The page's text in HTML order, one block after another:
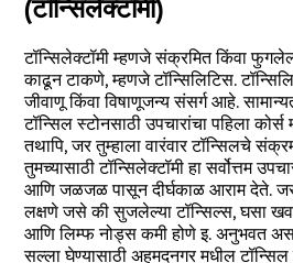
(टॉन्सिलेक्टॉमी)
टॉन्सिलेक्टॉमी म्हणजे संक्रमित किंवा
काढून टाकणे, म्हणजे टॉन्सिलिटिस.
जीवाणू किंवा विषाणूजन्य संसर्ग आहे.
टॉन्सिल स्टोनसाठी उपचारांचा पहिला
तथापि, जर तुम्हाला वारंवार टॉन्सिलचे
तुमच्यासाठी टॉन्सिलेक्टॉमी हा सर्वोत्तम
आणि जळजळ पासून दीर्घकाळ आराम देते. जर
लक्षणे जसे की सुजलेल्या टॉन्सिल्स, घसा
आणि लिम्फ नोड्स कमी होणे इ. अनुभवत
सल्ला घेण्यासाठी अहमदनगर मधील टॉन्सिल